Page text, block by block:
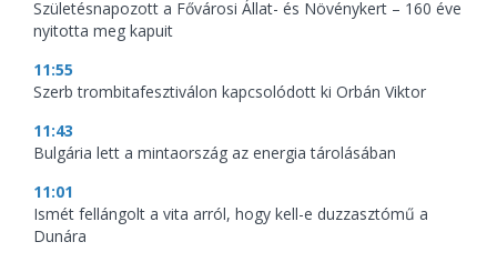
Születésnapozott a Fővárosi Állat- és Növénykert – 160 éve
nyitotta meg kapuit
11:55
Szerb trombitafesztiválon kapcsolódott ki Orbán Viktor
11:43
Bulgária lett a mintaország az energia tárolásában
11:01
Ismét fellángolt a vita arról, hogy kell-e duzzasztómű a
Dunára